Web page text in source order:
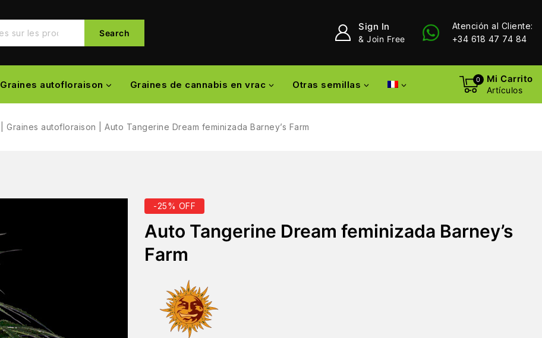
Search
Sign In
& Join Free
Atención al Cliente:
+34 618 47 74 84
Graines autofloraison Graines de cannabis en vrac Otras semillas 0 Mi Carrito
Artículos
Graines autofloraison Auto Tangerine Dream feminizada Barney’s Farm
-25% OFF
Auto Tangerine Dream feminizada Barney’s
Farm